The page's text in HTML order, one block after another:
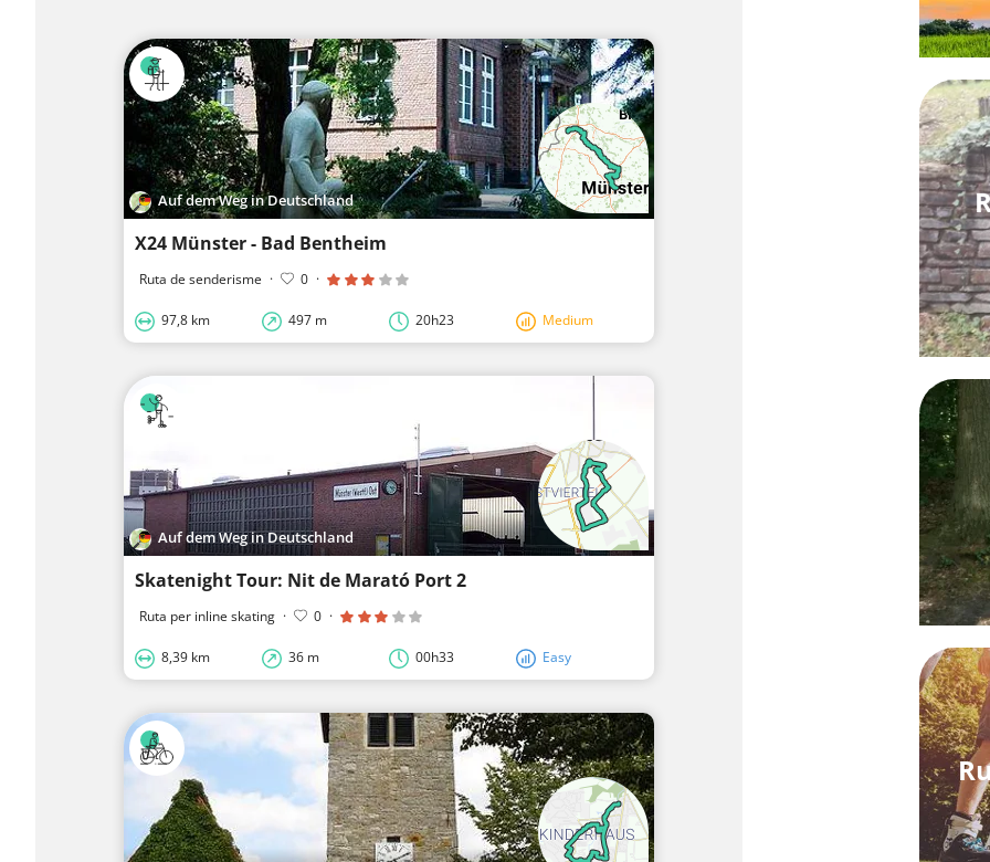
Auf dem Weg in Deutschland
X24 Münster - Bad Bentheim
Ruta de senderisme · 0 ·
97,8 km 497 m 20h23 Medium
Auf dem Weg in Deutschland
Skatenight Tour: Nit de Marató Port 2
Ruta per inline skating · 0 ·
8,39 km 36 m 00h33 Easy